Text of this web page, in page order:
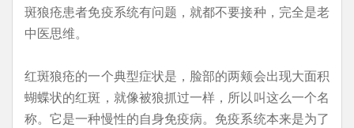
斑狼疮患者免疫系统有问题，就都不要接种，完全是老
中医思维。
红斑狼疮的一个典型症状是，脸部的两颊会出现大面积
蝴蝶状的红斑，就像被狼抓过一样，所以叫这么一个名
称。它是一种慢性的自身免疫病。免疫系统本来是为了